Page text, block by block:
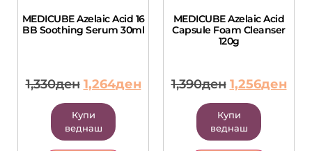
MEDICUBE Azelaic Acid 16
BB Soothing Serum 30ml
1,330ден 1,264ден
Купи
веднаш
MEDICUBE Azelaic Acid
Capsule Foam Cleanser
120g
1,390ден 1,256ден
Купи
веднаш